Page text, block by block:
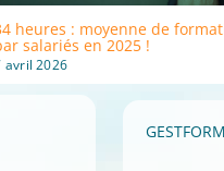
heures : moyenne de
salariés en 2025 !
avril 2026